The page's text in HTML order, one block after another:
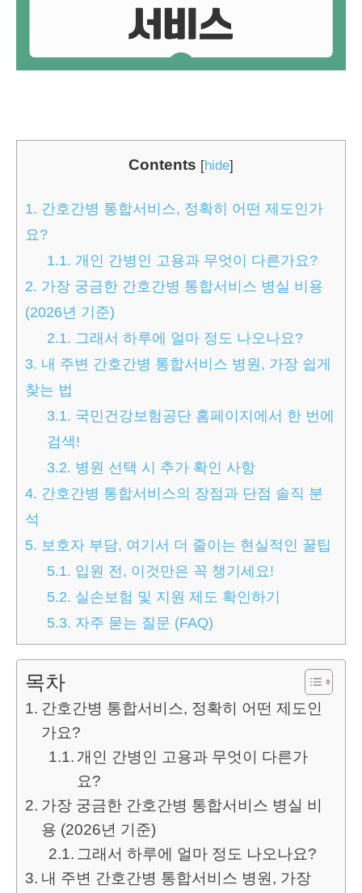
Contents [hide]
1. 간호간병 통합서비스, 정확히 어떤 제도인가
요?
1.1. 개인 간병인 고용과 무엇이 다른가요?
2. 가장 궁금한 간호간병 통합서비스 병실 비용
(2026년 기준)
2.1. 그래서 하루에 얼마 정도 나오나요?
3. 내 주변 간호간병 통합서비스 병원, 가장 쉽게
찾는 법
3.1. 국민건강보험공단 홈페이지에서 한 번에
검색!
3.2. 병원 선택 시 추가 확인 사항
4. 간호간병 통합서비스의 장점과 단점 솔직 분
석
5. 보호자 부담, 여기서 더 줄이는 현실적인 꿀팁
5.1. 입원 전, 이것만은 꼭 챙기세요!
5.2. 실손보험 및 지원 제도 확인하기
5.3. 자주 묻는 질문 (FAQ)
목차
간호간병 통합서비스, 정확히 어떤 제도인
가요?
개인 간병인 고용과 무엇이 다른가
요?
가장 궁금한 간호간병 통합서비스 병실 비
용 (2026년 기준)
그래서 하루에 얼마 정도 나오나요?
내 주변 간호간병 통합서비스 병원, 가장